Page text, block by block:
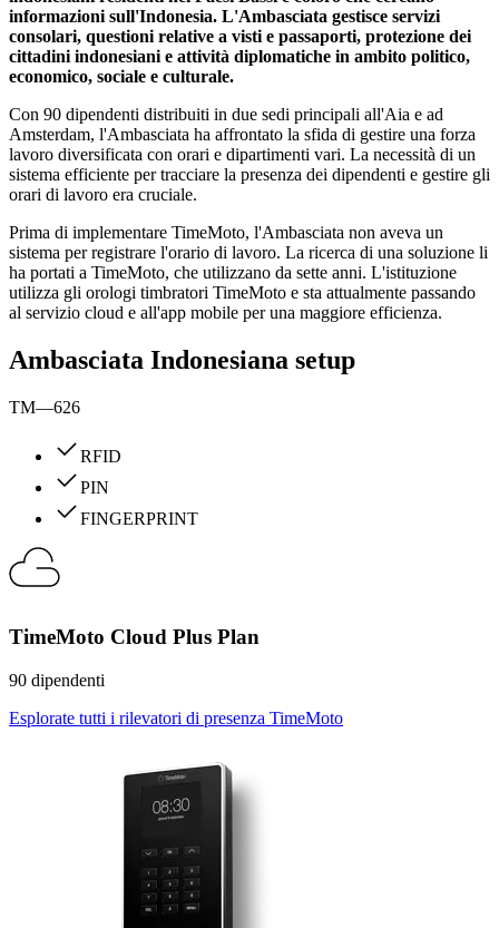
informazioni sull'Indonesia. L'Ambasciata gestisce servizi
consolari, questioni relative a visti e passaporti, protezione dei
cittadini indonesiani e attività diplomatiche in ambito politico,
economico, sociale e culturale.
Con 90 dipendenti distribuiti in due sedi principali all'Aia e ad
Amsterdam, l'Ambasciata ha affrontato la sfida di gestire una forza
lavoro diversificata con orari e dipartimenti vari. La necessità di un
sistema efficiente per tracciare la presenza dei dipendenti e gestire gli
orari di lavoro era cruciale.
Prima di implementare TimeMoto, l'Ambasciata non aveva un
sistema per registrare l'orario di lavoro. La ricerca di una soluzione li
ha portati a TimeMoto, che utilizzano da sette anni. L'istituzione
utilizza gli orologi timbratori TimeMoto e sta attualmente passando
al servizio cloud e all'app mobile per una maggiore efficienza.
Ambasciata Indonesiana setup
TM—626
RFID
PIN
FINGERPRINT
TimeMoto Cloud Plus Plan
90 dipendenti
Esplorate tutti i rilevatori di presenza TimeMoto